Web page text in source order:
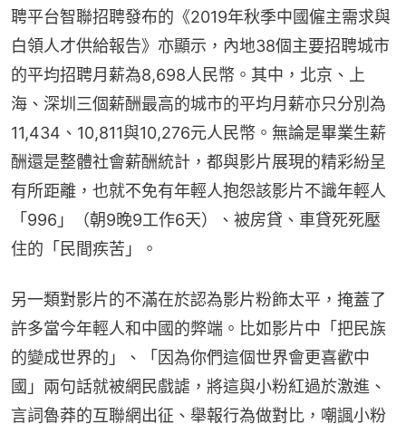
聘平台智聯招聘發布的《2019年秋季中國僱主需求與
白領人才供給報告》亦顯示，內地38個主要招聘城市
的平均招聘月薪為8,698人民幣。其中，北京、上
海、深圳三個薪酬最高的城市的平均月薪亦只分別為
11,434、10,811與10,276元人民幣。無論是畢業生薪
酬還是整體社會薪酬統計，都與影片展現的精彩紛呈
有所距離，也就不免有年輕人抱怨該影片不識年輕人
「996」（朝9晚9工作6天）、被房貸、車貸死死壓
住的「民間疾苦」。
另一類對影片的不滿在於認為影片粉飾太平，掩蓋了
許多當今年輕人和中國的弊端。比如影片中「把民族
的變成世界的」、「因為你們這個世界會更喜歡中
國」兩句話就被網民戲謔，將這與小粉紅過於激進、
言詞魯莽的互聯網出征、舉報行為做對比，嘲諷小粉